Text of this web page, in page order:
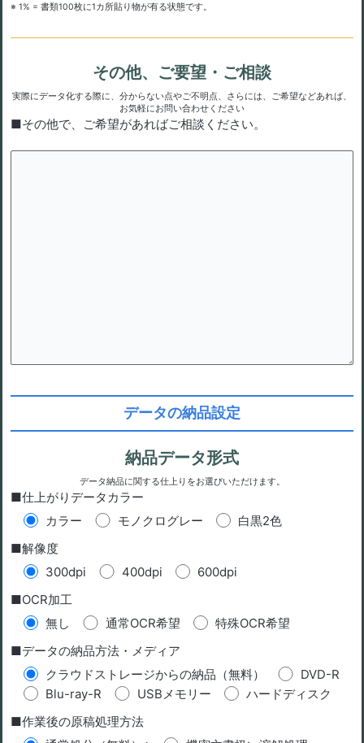
※ 1% = 書類100枚に1カ所貼り物が有る状態です。
その他、ご要望・ご相談
実際にデータ化する際に、分からない点やご不明点、さらには、ご希望などあれば、
お気軽にお問い合わせください
■その他で、ご希望があればご相談ください。
データの納品設定
納品データ形式
データ納品に関する仕上りをお選びいただけます。
■仕上がりデータカラー
カラー
モノクログレー
白黒2色
■解像度
300dpi
400dpi
600dpi
■OCR加工
無し
通常OCR希望
特殊OCR希望
■データの納品方法・メディア
クラウドストレージからの納品（無料）
DVD-R
Blu-ray-R
USBメモリー
ハードディスク
■作業後の原稿処理方法